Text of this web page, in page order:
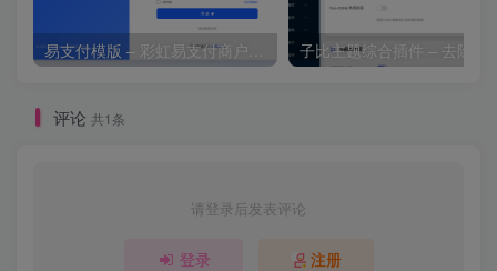
子比主题综合插件 – 去除授
评论 共1条
请登录后发表评论
登录 注册